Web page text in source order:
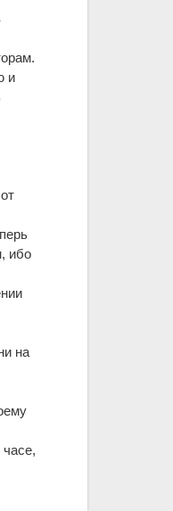
и
ибо
на